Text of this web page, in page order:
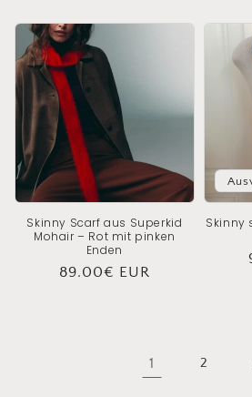
Skinny Scarf aus Superkid
Mohair – Rot mit pinken
Enden
Normaler
89.00€ EUR
Skinny
1 2